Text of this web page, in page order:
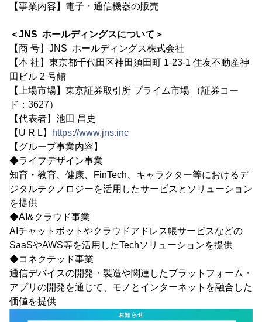
【事業内容】電子・通信機器の販売
＜JNS ホールディングスについて＞
【商 号】JNS ホールディングス株式会社
【本 社】東京都千代田区神田須田町 1-23-1 住友不動産神
田ビル 2 号館
【上場市場】東京証券取引所 プライム市場 （証券コー
ド：3627）
【代表者】池田 昌史
【U R L】
https://www.jns.inc
【グループ事業内容】
◆ライフデザイン事業
知育・教育、健康、FinTech、キャラクター等におけるデ
ジタルテクノロジーを活用したサービスとソリューション
を提供
◆AI&クラウド事業
AIチャットボットやクラウドアドレス帳サービスなどの
SaaSやAWS等を活用したTechソリューションを提供
◆コネクテッド事業
通信デバイスの開発・製造や関連したプラットフォーム・
アプリの開発を通じて、モノとインターネットを融合した
価値を提供